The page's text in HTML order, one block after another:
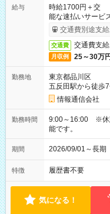
給与
時給1700円＋交
能な速払いサービ
交通費別途支給
交通費 交通費支給
月収例 25～30万円
勤務地
東京都品川区
五反田駅から徒歩
情報通信会社
勤務時間
9:00～16:00 ※休
能です。
期間 2026/09/01～長
特徴 履歴書不要
気になる！